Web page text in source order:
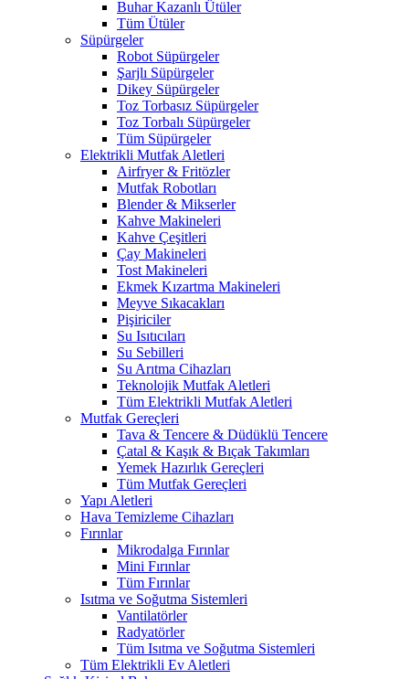
Buhar Kazanlı Ütüler
Tüm Ütüler
Süpürgeler
Robot Süpürgeler
Şarjlı Süpürgeler
Dikey Süpürgeler
Toz Torbasız Süpürgeler
Toz Torbalı Süpürgeler
Tüm Süpürgeler
Elektrikli Mutfak Aletleri
Airfryer & Fritözler
Mutfak Robotları
Blender & Mikserler
Kahve Makineleri
Kahve Çeşitleri
Çay Makineleri
Tost Makineleri
Ekmek Kızartma Makineleri
Meyve Sıkacakları
Pişiriciler
Su Isıtıcıları
Su Sebilleri
Su Arıtma Cihazları
Teknolojik Mutfak Aletleri
Tüm Elektrikli Mutfak Aletleri
Mutfak Gereçleri
Tava & Tencere & Düdüklü Tencere
Çatal & Kaşık & Bıçak Takımları
Yemek Hazırlık Gereçleri
Tüm Mutfak Gereçleri
Yapı Aletleri
Hava Temizleme Cihazları
Fırınlar
Mikrodalga Fırınlar
Mini Fırınlar
Tüm Fırınlar
Isıtma ve Soğutma Sistemleri
Vantilatörler
Radyatörler
Tüm Isıtma ve Soğutma Sistemleri
Tüm Elektrikli Ev Aletleri